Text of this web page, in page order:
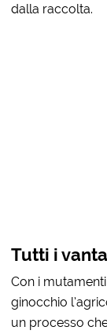
dalla raccolta.
Tutti i
Con i
ginocchio
un processo